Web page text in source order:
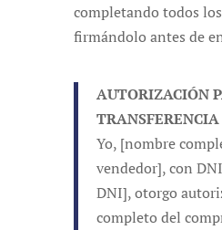
completando todos
firmándolo antes de
AUTORIZACIÓN
Yo, [nombre
vendedor], con
DNI], otorgo
completo del